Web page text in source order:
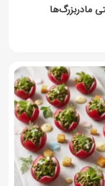
مادربزرگ‌ها
دسر کلاسیک هلو و بستنی
سنتی خاورمیانه‌ای